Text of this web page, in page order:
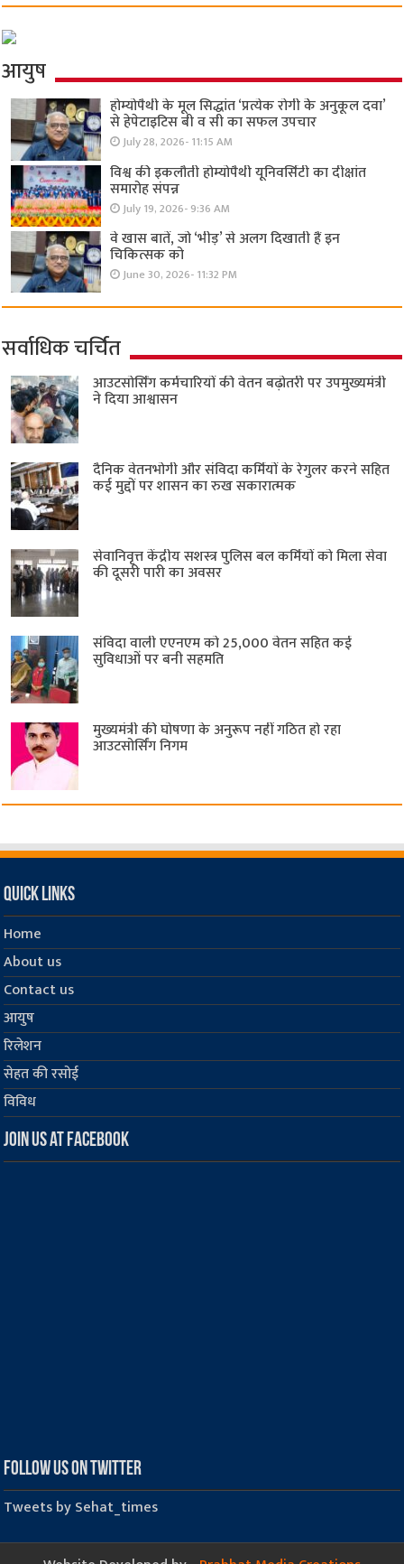
आयुष
होम्योपैथी के मूल सिद्धांत ‘प्रत्येक रोगी केे अनुकूल दवा’
से हेपेटाइटिस बी व सी का सफल उपचार
July 28, 2026- 11:15 AM
विश्व की इकलौती होम्योपैथी यूनिवर्सिटी का दीक्षांत
समारोह संपन्न
July 19, 2026- 9:36 AM
वे खास बातें, जो ‘भीड़’ से अलग दिखाती हैं इन
चिकित्सक को
June 30, 2026- 11:32 PM
सर्वाधिक चर्चित
आउटसोर्सिंग कर्मचारियों की वेतन बढ़ोतरी पर उपमुख्यमंत्री
ने दिया आश्वासन
दैनिक वेतनभोगी और संविदा कर्मियों के रेगुलर करने सहित
कई मुद्दों पर शासन का रुख सकारात्मक
सेवानिवृत्त केंद्रीय सशस्त्र पुलिस बल ​कर्मियों को मिला सेवा
की दूसरी पारी का अवसर
संविदा वाली एएनएम को 25,000 वेतन सहित कई
सुविधाओं पर बनी सहमति
मुख्यमंत्री की घोषणा के अनुरूप नहीं गठित हो रहा
आउटसोर्सिंग निगम
Quick Links
Home
About us
Contact us
आयुष
रिलेशन
सेहत की रसोई
विविध
Join us at Facebook
Follow us on Twitter
Tweets by Sehat_times